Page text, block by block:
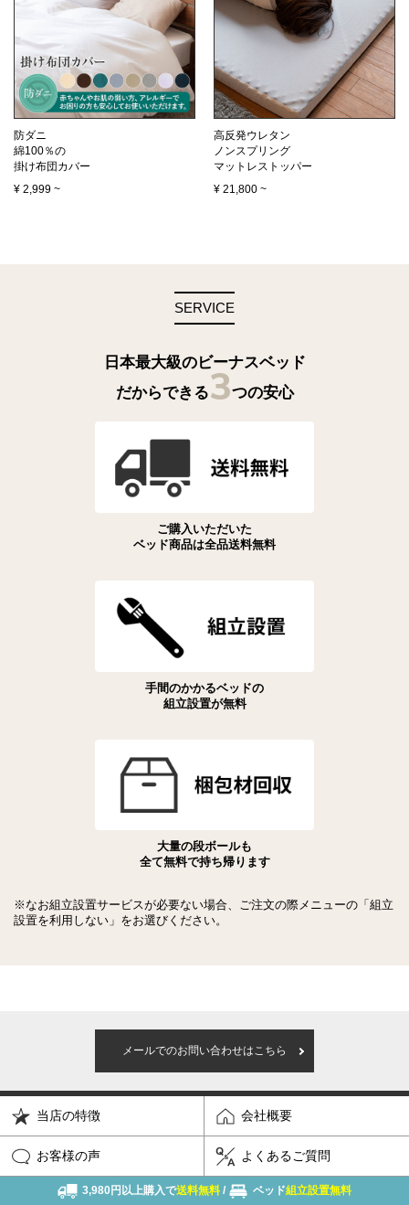
防ダニ
綿100％の
掛け布団カバー
¥ 2,999 ~
高反発ウレタン
ノンスプリング
マットレストッパー
¥ 21,800 ~
SERVICE
日本最大級のビーナスベッド
だからできる3つの安心
ご購入いただいた
ベッド商品は全品送料無料
手間のかかるベッドの
組立設置が無料
大量の段ボールも
全て無料で持ち帰ります
※なお組立設置サービスが必要ない場合、ご注文の際メニューの「組立
設置を利用しない」をお選びください。
メールでのお問い合わせはこちら
当店の特徴 会社概要
お客様の声 よくあるご質問
特定商取引法 個人情報保護方針
3,980円以上購入で送料無料 / ベッド組立設置無料